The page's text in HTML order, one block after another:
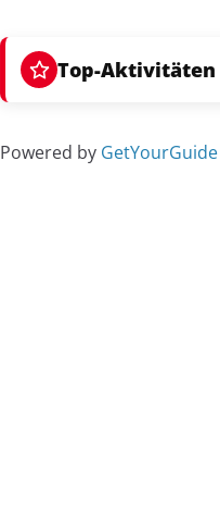
Top-Aktivitäten
Powered by GetYourGuide